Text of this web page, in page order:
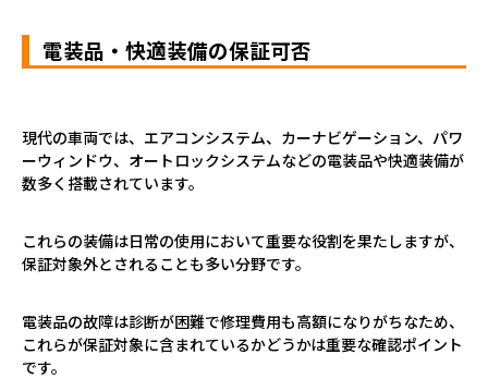
電装品・快適装備の保証可否
現代の車両では、エアコンシステム、カーナビゲーション、パワ
ーウィンドウ、オートロックシステムなどの電装品や快適装備が
数多く搭載されています。
これらの装備は日常の使用において重要な役割を果たしますが、
保証対象外とされることも多い分野です。
電装品の故障は診断が困難で修理費用も高額になりがちなため、
これらが保証対象に含まれているかどうかは重要な確認ポイント
です。